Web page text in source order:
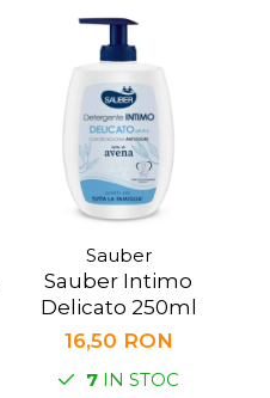
Sauber
Sauber Intimo
Delicato 250ml
16,50 RON
7 IN STOC